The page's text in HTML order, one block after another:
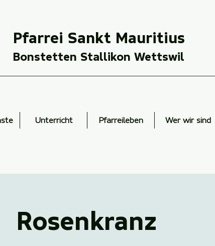
Pfarrei Sankt Mauritius
Bonstetten Stallikon Wettswil
Unterricht Pfarreileben Wer wir sind
Rosenkranz